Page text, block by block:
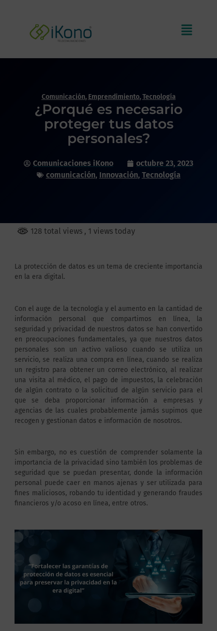
Comunicación, Emprendimiento,Tecnología
¿Porqué es necesario
proteger tus datos
personales?
Comunicaciones iKono
octubre 23, 2023
comunicación, Innovación, Tecnología
128 total views , 1 views today
La protección de datos es un tema de creciente importancia
en la era digital.
Con el auge de la tecnología y el aumento en la cantidad de
información personal que compartimos en línea, la
seguridad y privacidad de nuestros datos se han convertido
en preocupaciones fundamentales, ya que nuestros datos
personales son un activo valioso cuando se utiliza un
servicio, se realiza una compra en línea, cuando se realiza
un registro para obtener un correo electrónico, al realizar
una visita al médico, el pago de impuestos, la celebración
de algún contrato o la solicitud de algún servicio para el
que se deba proporcionar información a empresas y
agencias de las cuales probablemente jamás supimos que
recogen y gestionan datos e información de nosotros.
Sin embargo, no es cuestión de comprender solamente la
importancia de la privacidad sino también los problemas de
seguridad que se puedan presentar, donde la información
personal puede caer en manos ajenas y ser utilizada para
fines maliciosos, robando tu identidad y generando fraudes
financieros y/o acoso en línea, entre otros.